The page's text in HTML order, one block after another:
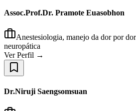
Assoc.Prof.Dr. Pramote Euasobhon
Anestesiologia, manejo da dor por
neuropática
Ver Perfil →
Dr.Niruji Saengsomsuan